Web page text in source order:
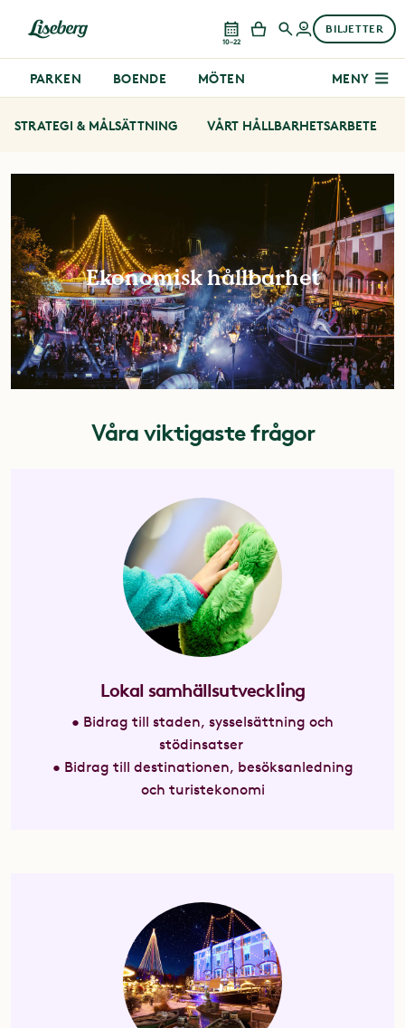
10–22
BILJETTER
PARKEN BOENDE MÖTEN MENY
STRATEGI & MÅLSÄTTNING VÅRT HÅLLBARHETSARBETE
Ekonomisk hållbarhet
Våra viktigaste frågor
Lokal samhällsutveckling
• Bidrag till staden, sysselsättning och
stödinsatser
• Bidrag till destinationen, besöksanledning
och turistekonomi